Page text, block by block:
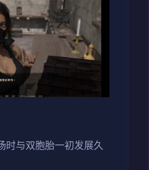
时与双胞胎一初发展久